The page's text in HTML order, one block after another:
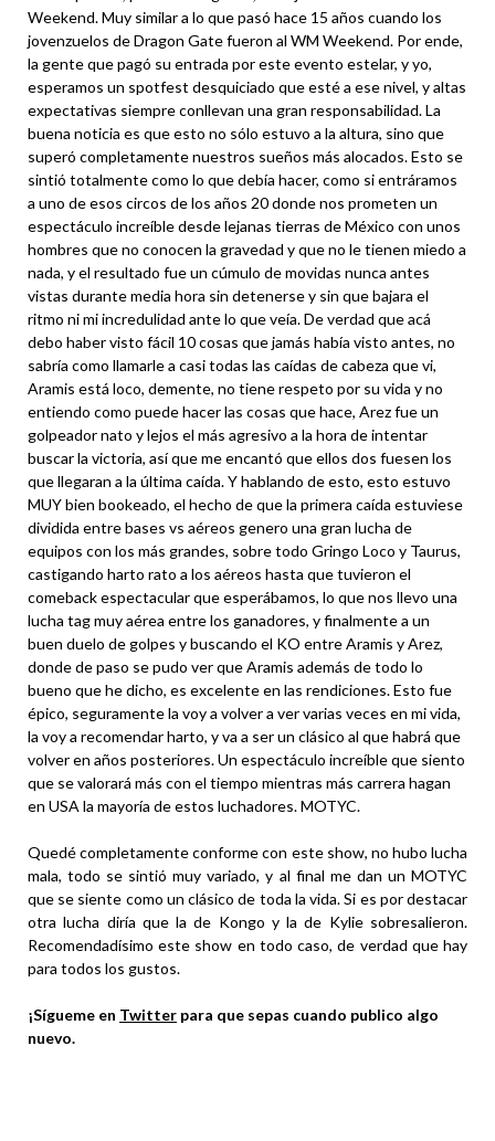
Weekend. Muy similar a lo que pasó hace 15 años cuando los
jovenzuelos de Dragon Gate fueron al WM Weekend. Por ende,
la gente que pagó su entrada por este evento estelar, y yo,
esperamos un spotfest desquiciado que esté a ese nivel, y altas
expectativas siempre conllevan una gran responsabilidad. La
buena noticia es que esto no sólo estuvo a la altura, sino que
superó completamente nuestros sueños más alocados. Esto se
sintió totalmente como lo que debía hacer, como si entráramos
a uno de esos circos de los años 20 donde nos prometen un
espectáculo increíble desde lejanas tierras de México con unos
hombres que no conocen la gravedad y que no le tienen miedo a
nada, y el resultado fue un cúmulo de movidas nunca antes
vistas durante media hora sin detenerse y sin que bajara el
ritmo ni mi incredulidad ante lo que veía. De verdad que acá
debo haber visto fácil 10 cosas que jamás había visto antes, no
sabría como llamarle a casi todas las caídas de cabeza que vi,
Aramis está loco, demente, no tiene respeto por su vida y no
entiendo como puede hacer las cosas que hace, Arez fue un
golpeador nato y lejos el más agresivo a la hora de intentar
buscar la victoria, así que me encantó que ellos dos fuesen los
que llegaran a la última caída. Y hablando de esto, esto estuvo
MUY bien bookeado, el hecho de que la primera caída estuviese
dividida entre bases vs aéreos genero una gran lucha de
equipos con los más grandes, sobre todo Gringo Loco y Taurus,
castigando harto rato a los aéreos hasta que tuvieron el
comeback espectacular que esperábamos, lo que nos llevo una
lucha tag muy aérea entre los ganadores, y finalmente a un
buen duelo de golpes y buscando el KO entre Aramis y Arez,
donde de paso se pudo ver que Aramis además de todo lo
bueno que he dicho, es excelente en las rendiciones. Esto fue
épico, seguramente la voy a volver a ver varias veces en mi vida,
la voy a recomendar harto, y va a ser un clásico al que habrá que
volver en años posteriores. Un espectáculo increíble que siento
que se valorará más con el tiempo mientras más carrera hagan
en USA la mayoría de estos luchadores. MOTYC.
Quedé completamente conforme con este show, no hubo lucha
mala, todo se sintió muy variado, y al final me dan un MOTYC
que se siente como un clásico de toda la vida. Si es por destacar
otra lucha diría que la de Kongo y la de Kylie sobresalieron.
Recomendadísimo este show en todo caso, de verdad que hay
para todos los gustos.
¡Sígueme en Twitter para que sepas cuando publico algo
nuevo.